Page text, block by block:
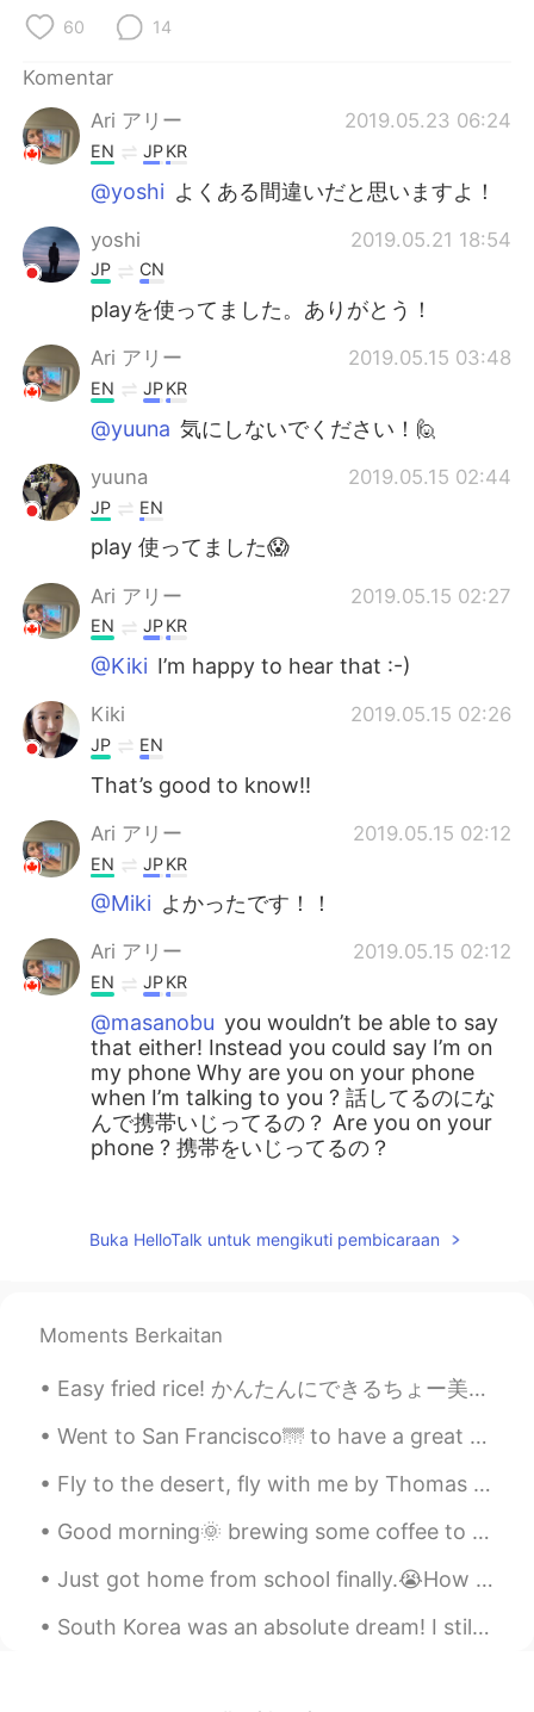
60 14
Komentar
Ari アリー
2019.05.23 06:24
EN JPKR
@yoshi よくある間違いだと思いますよ！
yoshi 2019.05.21 18:54
JP CN
playを使ってました。ありがとう！
Ari アリー 2019.05.15 03:48
EN JPKR
@yuuna 気にしないでください！🙋
yuuna 2019.05.15 02:44
JP EN
play 使ってました😱
Ari アリー 2019.05.15 02:27
EN JPKR
@Kiki I’m happy to hear that :-)
Kiki 2019.05.15 02:26
JP EN
That’s good to know!!
Ari アリー 2019.05.15 02:12
EN JPKR
@Miki よかったです！！
Ari アリー 2019.05.15 02:12
EN JPKR
@masanobu you wouldn’t be able to say
that either! Instead you could say I’m on
my phone Why are you on your phone
when I’m talking to you ? 話してるのにな
んで携帯いじってるの？ Are you on your
phone ? 携帯をいじってるの？
JP EN
how about "i play with my phone " it
EN JPKR
@miekoI’m glad to hear that ☺️
mieko 2019.05.15 01:59
Buka HelloTalk untuk mengikuti pembicaraan
Moments Berkaitan
Easy fried rice! かんたんにできるちょー美味しいちゃーはん、ビッキレシピ、🤭 必要なものはただ、カレのルーそしてあなたがすきなラー油、そして冷蔵庫にある、昨日ののこりとか、ちゃ...
Went to San Francisco🌁 to have a great day full of smiles, laughter, memories and adventure. I sa...
Fly to the desert, fly with me by Thomas Moore. Song of Nourmahal in “The Light of the Harem”. ...
Good morning🌞 brewing some coffee to fully wake up. I came to the north of Peru which is sunny al...
Just got home from school finally.😭How was your day? Text me if you are bored. Also this is my do...
South Korea was an absolute dream! I still can’t believe I was in Seoul for a week 😭 I hope to co...